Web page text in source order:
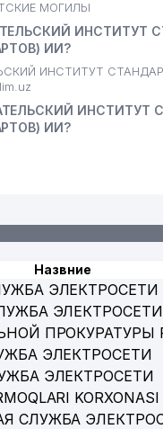
ШКОЛА № 26
ООО
МОГИЛЫ
ИНСТИТУТ
ИИ?
ИНСТИТУТ
ИНСТИТУТ
ИИ?
Назвние
ЭЛЕКТРОСЕТИ
ЭЛЕКТРОСЕТИ
ПРОКУРАТУРЫ
ЭЛЕКТРОСЕТИ
ЭЛЕКТРОСЕТИ
СЛУЖБА